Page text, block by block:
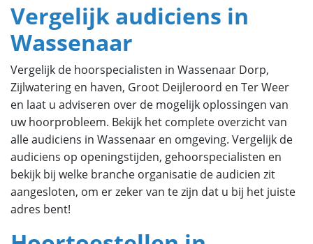
Vergelijk audiciens in
Wassenaar
Vergelijk de hoorspecialisten in Wassenaar Dorp,
Zijlwatering en haven, Groot Deijleroord en Ter Weer
en laat u adviseren over de mogelijk oplossingen van
uw hoorprobleem. Bekijk het complete overzicht van
alle audiciens in Wassenaar en omgeving. Vergelijk de
audiciens op openingstijden, gehoorspecialisten en
bekijk bij welke branche organisatie de audicien zit
aangesloten, om er zeker van te zijn dat u bij het juiste
adres bent!